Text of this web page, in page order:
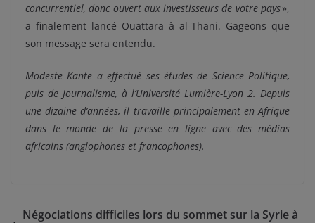
concurrentiel, donc ouvert aux investisseurs de votre pays»,
a finalement lancé Ouattara à al-Thani. Gageons que
son message sera entendu.
Modeste Kante a effectué ses études de Science Politique,
puis de Journalisme, à l’Université Lumière-Lyon 2. Depuis
une dizaine d’années, il travaille principalement en Afrique
dans le monde de la presse en ligne avec des médias
africains (anglophones et francophones).
Négociations difficiles lors du sommet sur la Syrie à